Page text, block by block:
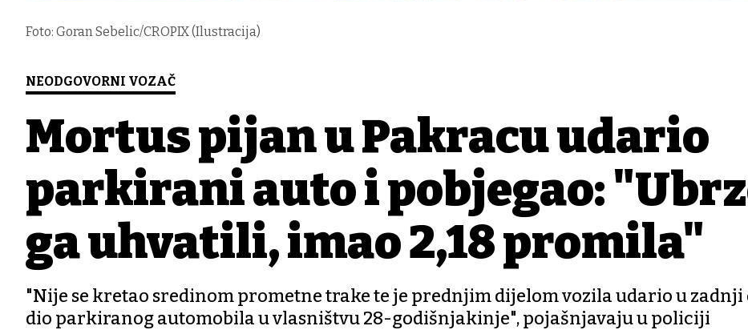
Foto: Goran Sebelic/CROPIX (Ilustracija)
NEODGOVORNI VOZAČ
Mortus pijan u Pakracu udario
parkirani auto i pobjegao:
ga uhvatili, imao 2,18 promila"
"Nije se kretao sredinom prometne trake te je prednjim dijelom vozila udario u zadnji
dio parkiranog automobila u vlasništvu 28-godišnjakinje", pojašnjavaju u policiji